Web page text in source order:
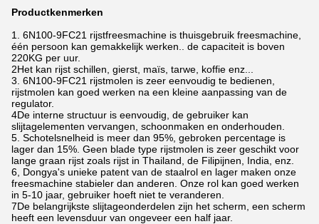
Productkenmerken
1. 6N100-9FC21 rijstfreesmachine is thuisgebruik freesmachine,
één persoon kan gemakkelijk werken.. de capaciteit is boven
220KG per uur.
2Het kan rijst schillen, gierst, maïs, tarwe, koffie enz...
3. 6N100-9FC21 rijstmolen is zeer eenvoudig te bedienen,
rijstmolen kan goed werken na een kleine aanpassing van de
regulator.
4De interne structuur is eenvoudig, de gebruiker kan
slijtagelementen vervangen, schoonmaken en onderhouden.
5. Schotelsnelheid is meer dan 95%, gebroken percentage is
lager dan 15%. Geen blade type rijstmolen is zeer geschikt voor
lange graan rijst zoals rijst in Thailand, de Filipijnen, India, enz.
6, Dongya's unieke patent van de staalrol en lager maken onze
freesmachine stabieler dan anderen. Onze rol kan goed werken
in 5-10 jaar, gebruiker hoeft niet te veranderen.
7De belangrijkste slijtageonderdelen zijn het scherm, een scherm
heeft een levensduur van ongeveer een half jaar.